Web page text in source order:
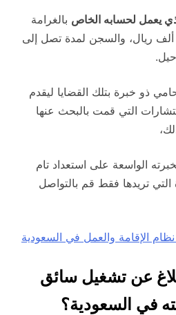
يعمل لحسابه الخاص بالغرامة
المالية التي تصل إلى 50 ألف ريال، والسجن لمدة تصل إلى
ذو خبرة بتلك القضايا ليقدم
التي قمت بالبحث عنها
الواسعة على استعداد تام
التي تريدها فقط قم بالتواصل
الإقامة والعمل في السعودية
عن تشغيل سائق
في السعودية؟